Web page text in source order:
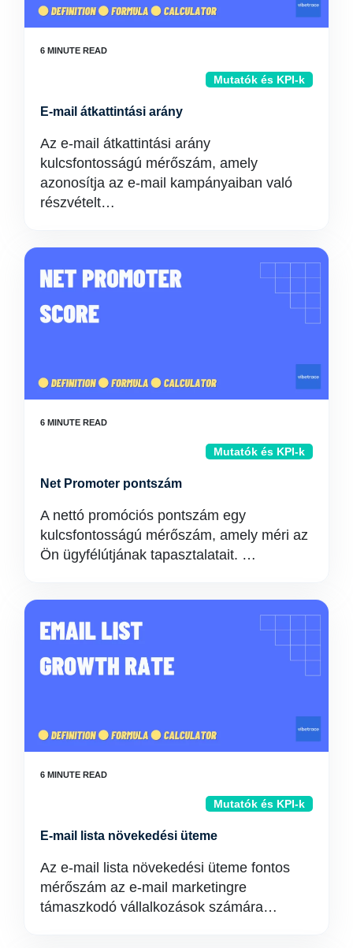
Mutatók és KPI-k
E-mail átkattintási arány
Az e-mail átkattintási arány
kulcsfontosságú mérőszám, amely
azonosítja az e-mail kampányaiban való
részvételt…
Mutatók és KPI-k
Net Promoter pontszám
A nettó promóciós pontszám egy
kulcsfontosságú mérőszám, amely méri az
Ön ügyfélútjának tapasztalatait. …
Mutatók és KPI-k
E-mail lista növekedési üteme
Az e-mail lista növekedési üteme fontos
mérőszám az e-mail marketingre
támaszkodó vállalkozások számára…